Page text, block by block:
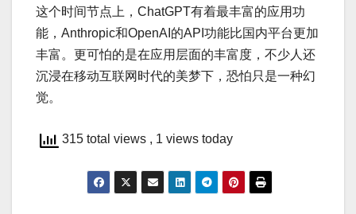
这个时间节点上，ChatGPT有着最丰富的应用功
能，Anthropic和OpenAI的API功能比国内平台更加
丰富。更可怕的是在应用层面的丰富度，不少人还
沉浸在移动互联网时代的美梦下，恐怕只是一种幻
觉。
315 total views , 1 views today